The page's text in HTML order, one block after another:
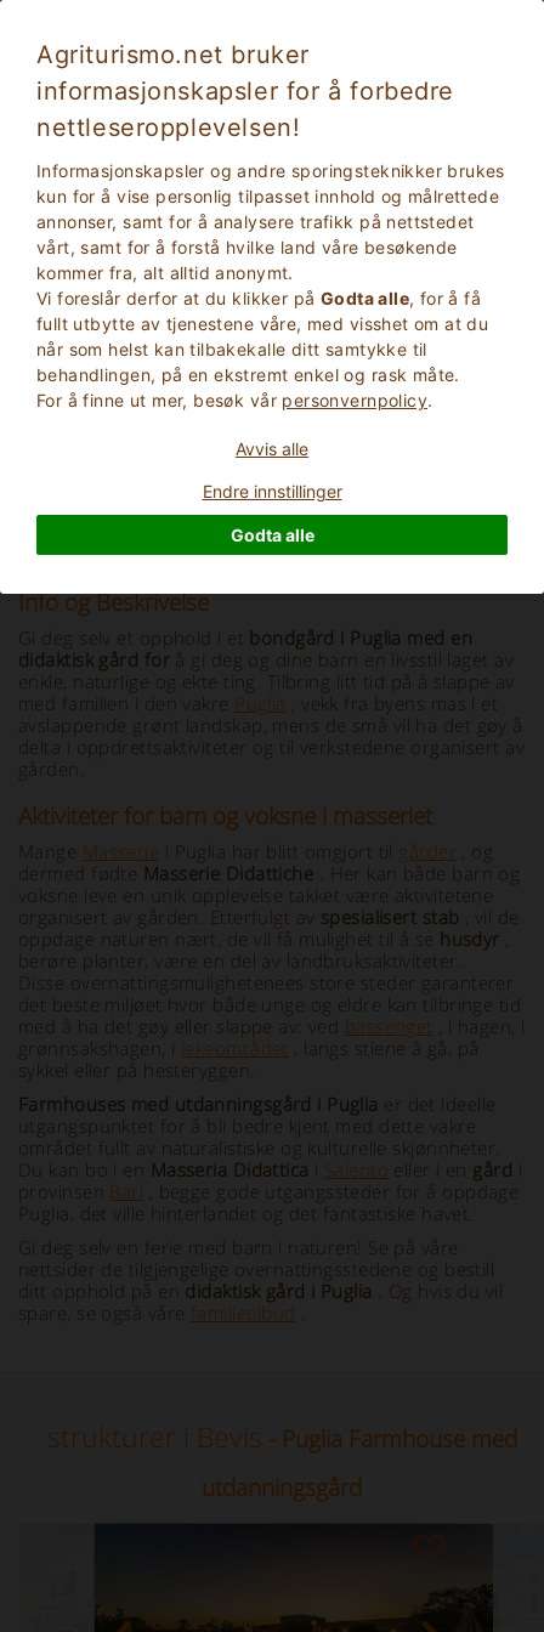
Agriturismo.net bruker
informasjonskapsler for å forbedre
nettleseropplevelsen!
Informasjonskapsler og andre sporingsteknikker brukes
kun for å vise personlig tilpasset innhold og målrettede
annonser, samt for å analysere trafikk på nettstedet
vårt, samt for å forstå hvilke land våre besøkende
kommer fra, alt alltid anonymt.
Vi foreslår derfor at du klikker på Godta alle, for å få
fullt utbytte av tjenestene våre, med visshet om at du
når som helst kan tilbakekalle ditt samtykke til
behandlingen, på en ekstremt enkel og rask måte.
For å finne ut mer, besøk vår personvernpolicy.
Avvis alle
Endre innstillinger
Godta alle
Ferier med barn: Opplæringsgårder Puglia
2Voksne
0 Barn SØK
Info og Beskrivelse
Gi deg selv et opphold i et bondgård i Puglia med en
didaktisk gård forå gi deg og dine barn en livsstil laget av
enkle, naturlige og ekte ting. Tilbring litt tid på å slappe av
med familien i den vakre Puglia , vekk fra byens mas i et
avslappende grønt landskap, mens de små vil ha det gøy å
delta i oppdrettsaktiviteter og til verkstedene organisert av
gården.
Aktiviteter for barn og voksne i masseriet
Mange Masserie i Puglia har blitt omgjort til gårder , og
dermed fødte Masserie Didattiche . Her kan både barn og
voksne leve en unik opplevelse takket være aktivitetene
organisert av gården. Etterfulgt av spesialisert stab , vil de
oppdage naturen nært, de vil få mulighet til å se husdyr ,
berøre planter, være en del av landbruksaktiviteter.
Disse overnattingsmulighetenees store steder garanterer
det beste miljøet hvor både unge og eldre kan tilbringe tid
med å ha det gøy eller slappe av: ved bassenget , i hagen, i
grønnsakshagen, i lekeområdet , langs stiene å gå, på
sykkel eller på hesteryggen.
Farmhouses med utdanningsgård i Puglia er det ideelle
utgangspunktet for å bli bedre kjent med dette vakre
området fullt av naturalistiske og kulturelle skjønnheter.
Du kan bo i en Masseria Didattica i Salento eller i en gård i
provinsen Bari , begge gode utgangssteder for å oppdage
Puglia, det ville hinterlandet og det fantastiske havet.
Gi deg selv en ferie med barn i naturen! Se på våre
nettsider de tilgjengelige overnattingsstedene og bestill
ditt opphold på en didaktisk gård i Puglia . Og hvis du vil
spare, se også våre familietilbud .
strukturer i Bevis - Puglia Farmhouse med
utdanningsgård